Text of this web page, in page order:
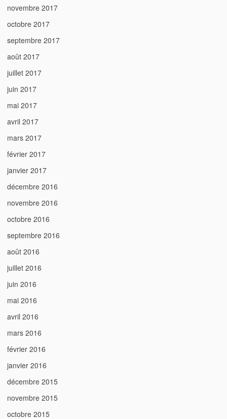
novembre 2017
octobre 2017
septembre 2017
août 2017
juillet 2017
juin 2017
mai 2017
avril 2017
mars 2017
février 2017
janvier 2017
décembre 2016
novembre 2016
octobre 2016
septembre 2016
août 2016
juillet 2016
juin 2016
mai 2016
avril 2016
mars 2016
février 2016
janvier 2016
décembre 2015
novembre 2015
octobre 2015